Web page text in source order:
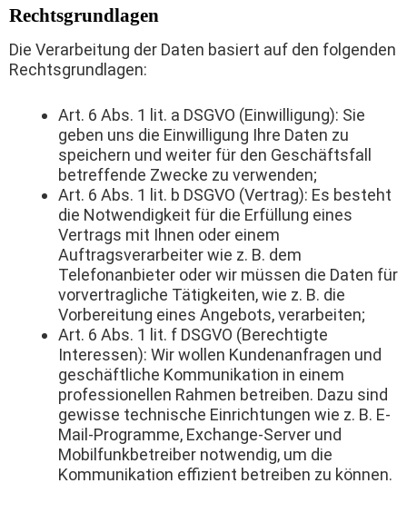
Rechtsgrundlagen
Die Verarbeitung der Daten basiert auf den folgenden
Rechtsgrundlagen:
Art. 6 Abs. 1 lit. a DSGVO (Einwilligung): Sie
geben uns die Einwilligung Ihre Daten zu
speichern und weiter für den Geschäftsfall
betreffende Zwecke zu verwenden;
Art. 6 Abs. 1 lit. b DSGVO (Vertrag): Es besteht
die Notwendigkeit für die Erfüllung eines
Vertrags mit Ihnen oder einem
Auftragsverarbeiter wie z. B. dem
Telefonanbieter oder wir müssen die Daten für
vorvertragliche Tätigkeiten, wie z. B. die
Vorbereitung eines Angebots, verarbeiten;
Art. 6 Abs. 1 lit. f DSGVO (Berechtigte
Interessen): Wir wollen Kundenanfragen und
geschäftliche Kommunikation in einem
professionellen Rahmen betreiben. Dazu sind
gewisse technische Einrichtungen wie z. B. E-
Mail-Programme, Exchange-Server und
Mobilfunkbetreiber notwendig, um die
Kommunikation effizient betreiben zu können.